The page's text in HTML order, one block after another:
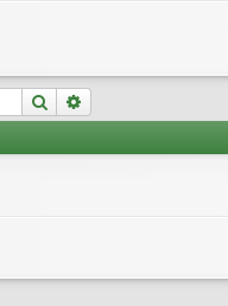
Rechercher